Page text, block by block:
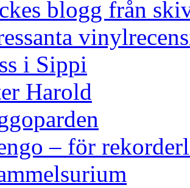
blogg från
i Sippi
Harold
– för